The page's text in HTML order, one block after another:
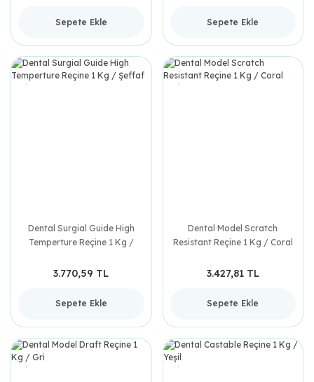
Sepete Ekle Sepete Ekle
Dental Surgial Guide High
Temperture Reçine 1 Kg /
3.770,59 TL
Sepete Ekle
Dental Model Scratch
Resistant Reçine 1 Kg / Coral
3.427,81 TL
Sepete Ekle